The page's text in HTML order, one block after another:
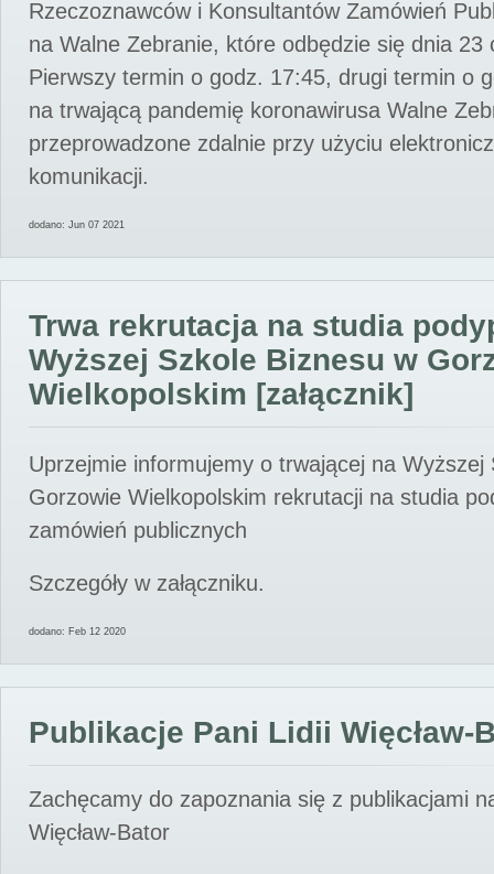
Rzeczoznawców i Konsultantów Zamówień
na Walne Zebranie, które odbędzie się dnia 23
Pierwszy termin o godz. 17:45, drugi termin o
na trwającą pandemię koronawirusa Walne
przeprowadzone zdalnie przy użyciu
komunikacji.
dodano: Jun 07 2021
Trwa rekrutacja na studia
Wyższej Szkole Biznesu w
Wielkopolskim [załącznik]
Uprzejmie informujemy o trwającej na Wyższej
Gorzowie Wielkopolskim rekrutacji na studia
zamówień publicznych
Szczegóły w załączniku.
dodano: Feb 12 2020
Publikacje Pani Lidii Więcław-
Zachęcamy do zapoznania się z publikacjami
Więcław-Bator